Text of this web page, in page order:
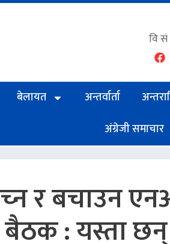
बेलायत अन्तर्वार्ता
अंग्रेजी समाचार
र बचाउन
: यस्ता